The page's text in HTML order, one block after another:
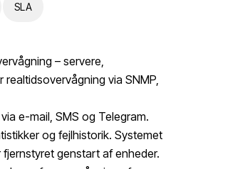
SLA
– servere,
via SNMP,
e-mail, SMS og Telegram.
og fejlhistorik. Systemet
genstart af enheder.